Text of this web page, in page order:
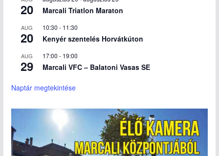
20 Marcali Triatlon Maraton
AUG
20
10:30 - 11:30
Kenyér szentelés Horvátkúton
AUG
29
17:00 - 19:00
Marcali VFC – Balatoni Vasas SE
Naptár megtekintése